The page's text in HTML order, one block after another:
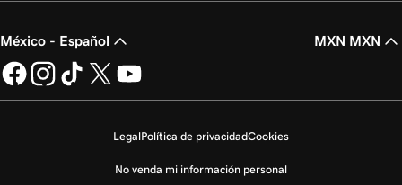
México - Español MXN MXN
LegalPolítica de privacidadCookies
No venda mi información personal